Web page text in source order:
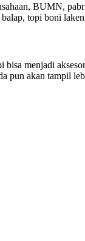
BUMN,
topi boni
menjadi
pun akan tampil